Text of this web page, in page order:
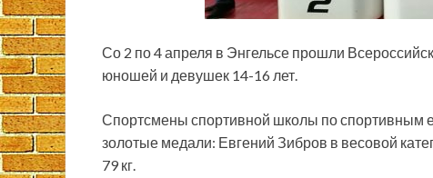
Со 2 по 4 апреля в Энгельсе прошли
юношей и девушек 14-16 лет.
Спортсмены спортивной школы по спортивным
золотые медали: Евгений Зибров в весовой
79 кг.